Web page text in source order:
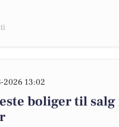
2026 13:02
boliger til